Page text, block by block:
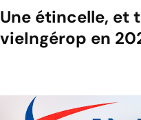
Une étincelle, et
vieIngérop en